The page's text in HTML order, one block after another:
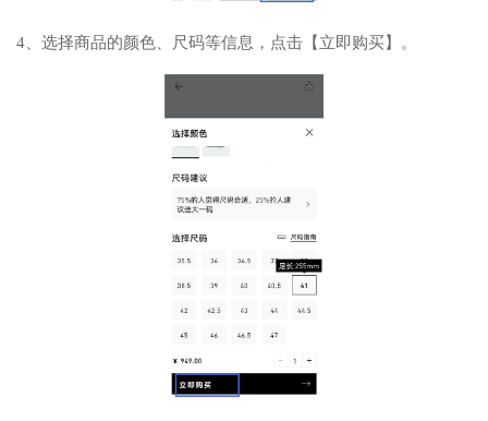
4、选择商品的颜色、尺码等信息，点击【立即购买】。